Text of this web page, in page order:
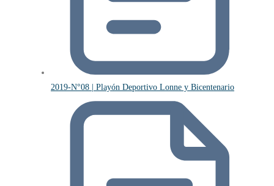
2019-N°08 | Playón Deportivo Lonne y Bicentenario